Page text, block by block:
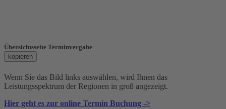
Übersichtsseite Terminvergabe
kopieren
Wenn Sie das Bild links auswählen, wird Ihnen das
Leistungsspektrum der Regionen in groß angezeigt.
Hier geht es zur online Termin Buchung ->